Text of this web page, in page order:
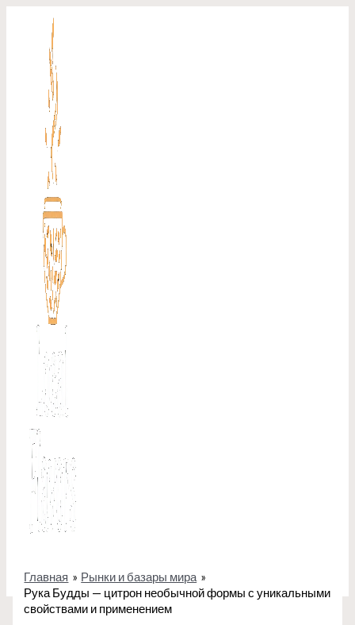
содержимому
Главная
Рынки и базары мира
Рука Будды — цитрон необычной формы с уникальными
свойствами и применением